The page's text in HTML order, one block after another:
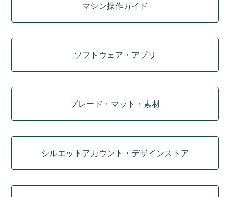
マシン操作ガイド
ソフトウェア・アプリ
ブレード・マット・素材
シルエットアカウント・デザインストア